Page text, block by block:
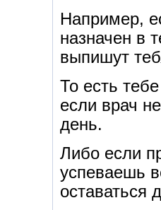
Например,
назначен в
выпишут
То есть
если врач
день.
Либо если
успеваешь
оставаться